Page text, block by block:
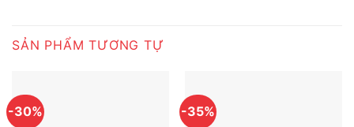
SẢN PHẨM TƯƠNG TỰ
-30% -35%